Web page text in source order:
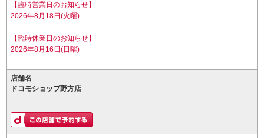
【臨時営業日のお知らせ】
2026年8月18日(火曜)
【臨時休業日のお知らせ】
2026年8月16日(日曜)
店舗名
ドコモショップ野方店